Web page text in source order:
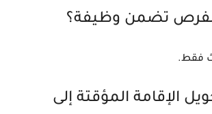
تضمن وظيفة؟
فقط.
الإقامة المؤقتة إلى